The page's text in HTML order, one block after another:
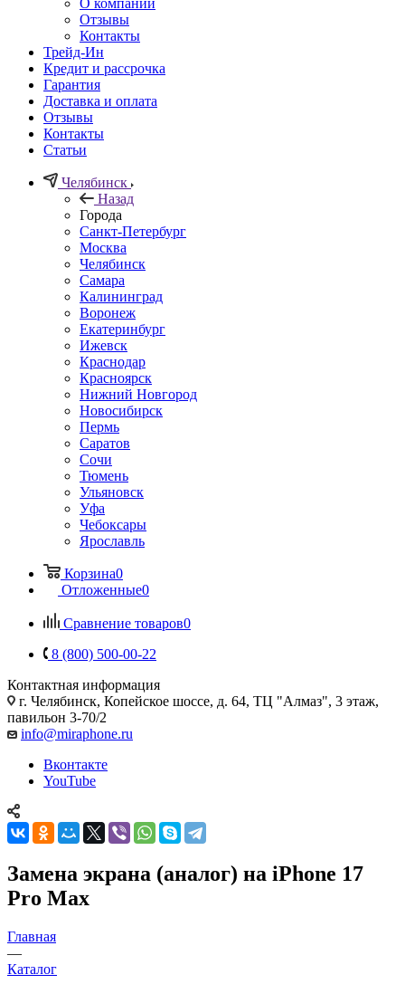
О компании
Отзывы
Контакты
Трейд-Ин
Кредит и рассрочка
Гарантия
Доставка и оплата
Отзывы
Контакты
Статьи
Челябинск
Назад
Города
Санкт-Петербург
Москва
Челябинск
Самара
Калининград
Воронеж
Екатеринбург
Ижевск
Краснодар
Красноярск
Нижний Новгород
Новосибирск
Пермь
Саратов
Сочи
Тюмень
Ульяновск
Уфа
Чебоксары
Ярославль
Корзина0
Отложенные0
Сравнение товаров0
8 (800) 500-00-22
Контактная информация
г. Челябинск, Копейское шоссе, д. 64, ТЦ "Алмаз", 3 этаж,
павильон 3-70/2
info@miraphone.ru
Вконтакте
YouTube
Замена экрана (аналог) на iPhone 17
Pro Max
Главная
—
Каталог